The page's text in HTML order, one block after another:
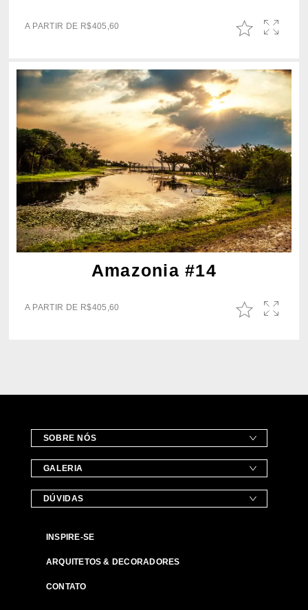
A PARTIR DE R$405,60
Amazonia #14
A PARTIR DE R$405,60
SOBRE NÓS
GALERIA
DÚVIDAS
INSPIRE-SE
ARQUITETOS & DECORADORES
CONTATO